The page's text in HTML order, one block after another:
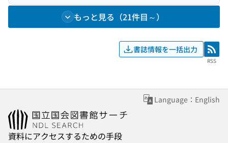
もっと見る（21件目～）
書誌情報を一括出力 RSS
RSS
Language：English
資料にアクセスするための手段